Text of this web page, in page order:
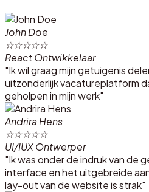
John Doe
☆☆☆☆☆
React Ontwikkelaar
"Ik wil graag mijn getuigenis
uitzonderlijk vacatureplatform
geholpen in mijn werk"
Andrira Hens
☆☆☆☆☆
UI/IUX Ontwerper
"Ik was onder de indruk van de
interface en het uitgebreide
lay-out van de website is strak"